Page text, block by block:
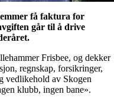
få faktura for
går til å drive
Frisbee, og dekker
regnskap, forsikringer,
vedlikehold av Skogen
klubb, ingen bane».